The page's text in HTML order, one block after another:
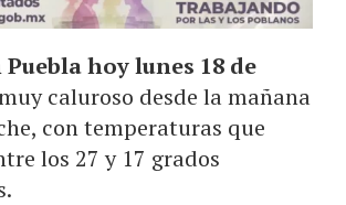
hoy lunes 18 de
caluroso desde la mañana
con temperaturas que
los 27 y 17 grados